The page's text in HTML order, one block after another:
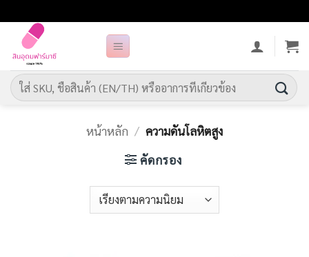
ไป
เนื้อหา
ค้นหา:
หน้าหลัก / ความดันโลหิตสูง
คัดกรอง